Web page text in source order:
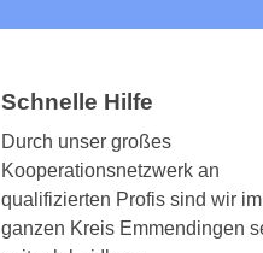
Schnelle Hilfe
Durch unser großes
Kooperationsnetzwerk an
qualifizierten Profis sind wir im
ganzen Kreis Emmendingen